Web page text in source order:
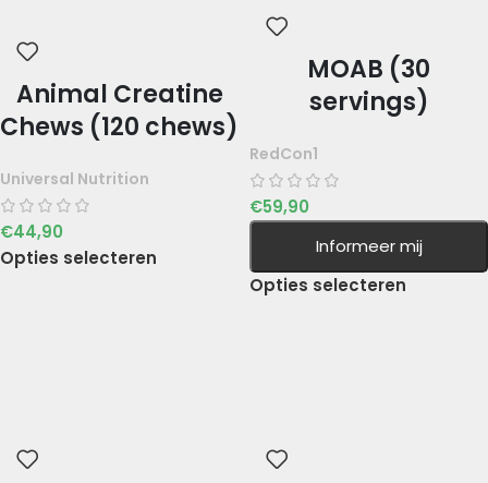
Animal Creatine
Chews (120 chews)
Universal Nutrition
€44,90
Opties selecteren
MOAB (30
servings)
RedCon1
€59,90
Informeer mij
Opties selecteren